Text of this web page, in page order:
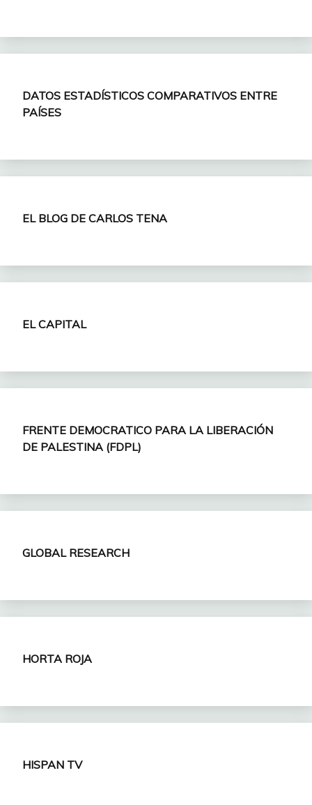
DATOS ESTADÍSTICOS COMPARATIVOS ENTRE
PAÍSES
EL BLOG DE CARLOS TENA
EL CAPITAL
FRENTE DEMOCRATICO PARA LA LIBERACIÓN
DE PALESTINA (FDPL)
GLOBAL RESEARCH
HORTA ROJA
HISPAN TV